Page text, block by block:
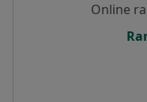
Online